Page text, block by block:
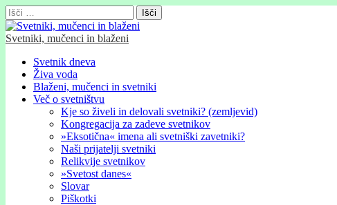
Išči:
Svetniki, mučenci in blaženi
Glavni
meni
Skip
content
Svetnik dneva
Živa voda
Blaženi, mučenci in svetniki
Več o svetništvu
Kje so živeli in delovali svetniki? (zemljevid)
Kongregacija za zadeve svetnikov
»Eksotična« imena ali svetniški zavetniki?
Naši prijatelji svetniki
Relikvije svetnikov
»Svetost danes«
Slovar
Piškotki